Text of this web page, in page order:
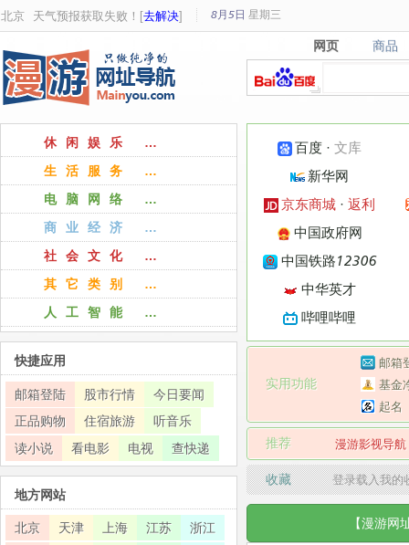
北京 天气预报获取失败！[去解决] 8月5日 星期三
网页
网页 商品
商品
百度 ·文库
新华网
京东商城 ·返利
中国政府网
中国铁路12306
中华英才
哔哩哔哩
实用功能
邮箱
基金
起名
推荐 漫游影视导航
收藏 登录载入我
【漫游网
休闲娱乐 …
生活服务 …
电脑网络 …
商业经济 …
社会文化 …
其它类别 …
人工智能 …
快捷应用
邮箱登陆 股市行情
今日要闻
正品购物
住宿旅游
听音乐
读小说
看电影 电视 查快递
地方网站
北京 天津 上海 江苏
浙江